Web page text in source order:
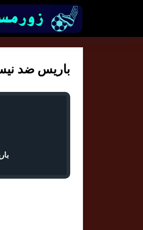
باريس ضد نيس